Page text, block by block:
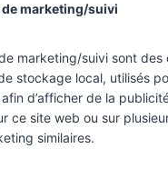
marketing/suivi
marketing/suivi sont des
stockage local, utilisés
afin d’afficher de la
ce site web ou sur
similaires.